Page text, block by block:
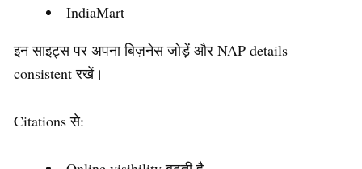
IndiaMart
इन साइट्स पर अपना बिज़नेस जोड़ें और NAP details
consistent रखें।
Citations से: